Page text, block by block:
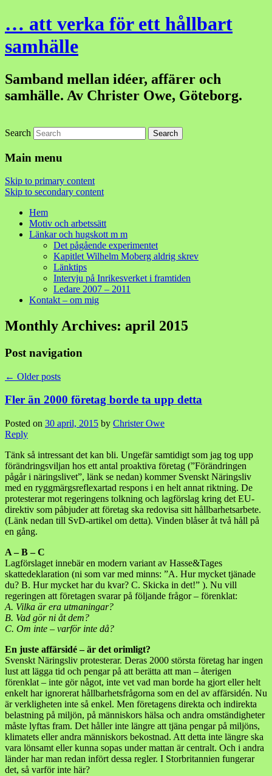
… att verka för ett hållbart
samhälle
Samband mellan idéer, affärer och
samhälle. Av Christer Owe, Göteborg.
Search
Main menu
Skip to primary content
Skip to secondary content
Hem
Motiv och arbetssätt
Länkar och hugskott m m
Det pågående experimentet
Kapitlet Wilhelm Moberg aldrig skrev
Länktips
Intervju på Inrikesverket i framtiden
Ledare 2007 – 2011
Kontakt – om mig
Monthly Archives: april 2015
Post navigation
← Older posts
Fler än 2000 företag borde ta upp detta
Posted on 30 april, 2015 by Christer Owe
Reply
Tänk så intressant det kan bli. Ungefär samtidigt som jag tog upp
förändringsviljan hos ett antal proaktiva företag (”Förändringen
pågår i näringslivet”, länk se nedan) kommer Svenskt Näringsliv
med en ryggmärgsreflexartad respons i en helt annat riktning. De
protesterar mot regeringens tolkning och lagförslag kring det EU-
direktiv som påbjuder att företag ska redovisa sitt hållbarhetsarbete.
(Länk nedan till SvD-artikel om detta). Vinden blåser åt två håll på
en gång.
A – B – C
Lagförslaget innebär en modern variant av Hasse&Tages
skattedeklaration (ni som var med minns: ”A. Hur mycket tjänade
du? B. Hur mycket har du kvar? C. Skicka in det!” ). Nu vill
regeringen att företagen svarar på följande frågor – förenklat:
A. Vilka är era utmaningar?
B. Vad gör ni åt dem?
C. Om inte – varför inte då?
En juste affärsidé – är det orimligt?
Svenskt Näringsliv protesterar. Deras 2000 största företag har ingen
lust att lägga tid och pengar på att berätta att man – återigen
förenklat – inte gör något, inte vet vad man borde ha gjort eller helt
enkelt har ignorerat hållbarhetsfrågorna som en del av affärsidén. Nu
är verkligheten inte så enkel. Men företagens direkta och indirekta
belastning på miljön, på människors hälsa och andra omständigheter
måste lyftas fram. Det håller inte längre att tjäna pengar på miljöns,
klimatets eller andra människors bekostnad. Att detta inte längre ska
vara lönsamt eller kunna sopas under mattan är centralt. Och i andra
länder har man redan infört dessa regler. I Storbritannien fungerar
det, så varför inte här?